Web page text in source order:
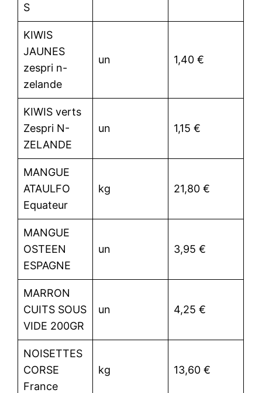
S
KIWIS
JAUNES
zespri n-
zelande
un 1,40 €
KIWIS verts
Zespri N-
ZELANDE
un 1,15 €
MANGUE
ATAULFO
Equateur
kg 21,80 €
MANGUE
OSTEEN
ESPAGNE
un 3,95 €
MARRON
CUITS SOUS
VIDE 200GR
un 4,25 €
NOISETTES
CORSE
France
kg 13,60 €